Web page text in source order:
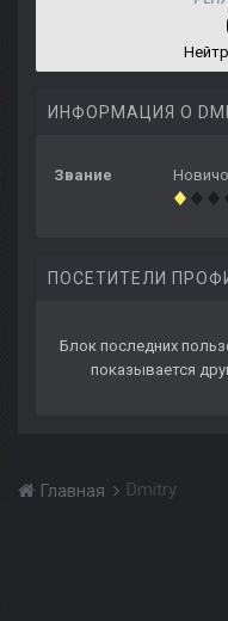
ИНФОРМАЦИЯ О
Звание
ПОСЕТИТЕЛИ
Блок последних
показывается
Главная Dmitry